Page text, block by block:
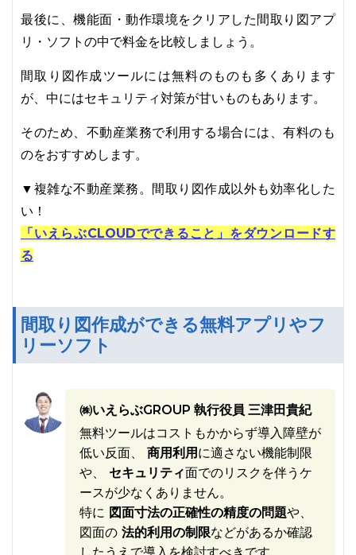
最後に、機能面・動作環境をクリアした間取り図アプ
リ・ソフトの中で料金を比較しましょう。
間取り図作成ツールには無料のものも多くあります
が、中にはセキュリティ対策が甘いものもあります。
そのため、不動産業務で利用する場合には、有料のも
のをおすすめします。
▼複雑な不動産業務。間取り図作成以外も効率化した
い！
「いえらぶCLOUDでできること」をダウンロードす
る
間取り図作成ができる無料アプリやフ
リーソフト
㈱いえらぶGROUP 執行役員 三津田貴紀
無料ツールはコストもかからず導入障壁が
低い反面、
商用利用 に適さない機能制限
や、
セキュリティ面でのリスクを伴うケ
ースが少なくありません。
特に 図面寸法の正確性の精度の問題や、
図面の 法的利用の制限などがあるか確認